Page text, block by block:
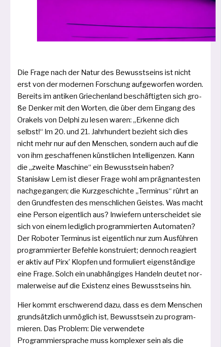
Die Frage nach der Natur des Bewusstseins ist nicht
erst von der moder­nen Forschung auf­ge­wor­fen wor­den.
Bereits im anti­ken Griechenland beschäf­tig­ten sich gro­
ße Denker mit den Worten, die über dem Eingang des
Orakels von Delphi zu lesen waren: „Erkenne dich
selbst!“ Im 20. und 21. Jahrhundert bezieht sich dies
nicht mehr nur auf den Menschen, son­dern auch auf die
von ihm geschaf­fe­nen künst­li­chen Intelligenzen. Kann
die „zwei­te Maschine“ ein Bewusstsein haben?
Stanisław Lem ist die­ser Frage wohl am prä­gnan­tes­ten
nach­ge­gan­gen; die Kurzgeschichte „Terminus“ rührt an
den Grundfesten des mensch­li­chen Geistes. Was macht
eine Person eigent­lich aus? Inwiefern unter­schei­det sie
sich von einem ledig­lich pro­gram­mier­ten Automaten?
Der Roboter Terminus ist eigent­lich nur zum Ausführen
pro­gram­mier­ter Befehle kon­stru­iert; den­noch reagiert
er aktiv auf Pirx’ Klopfen und for­mu­liert eigen­stän­di­ge
eine Frage. Solch ein unab­hän­gi­ges Handeln deu­tet nor­
ma­ler­wei­se auf die Existenz eines Bewusstseins hin.
Hier kommt erschwe­rend dazu, dass es dem Menschen
grund­sätz­lich unmög­lich ist, Bewusstsein zu pro­gram­
mie­ren. Das Problem: Die ver­wen­de­te
Programmiersprache muss kom­ple­xer sein als die